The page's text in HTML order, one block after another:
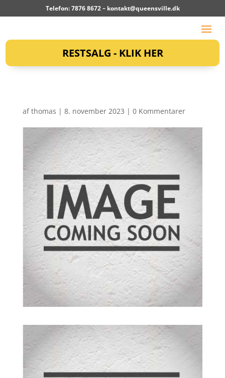
Telefon: 7876 8672 – kontakt@queensville.dk
RESTSALG - KLIK HER
afthomas | 8. november 2023 | 0 Kommentarer